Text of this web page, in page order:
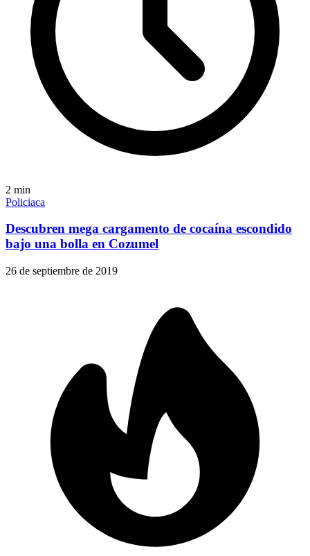
2 min
Policiaca
Descubren mega cargamento de cocaína escondido
bajo una bolla en Cozumel
26 de septiembre de 2019